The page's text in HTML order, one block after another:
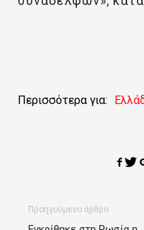
Περισσότερα για:
Προηγούμενο άρθρο